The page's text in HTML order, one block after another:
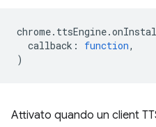
chrome. ttsEngine.
callback : function,
)
Attivato quando un client